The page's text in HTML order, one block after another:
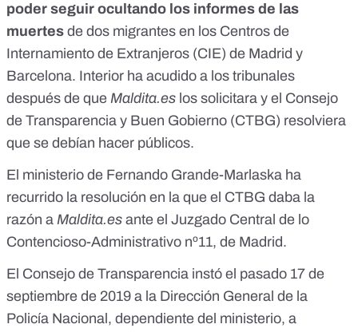
poder seguir ocultando los informes de las
muertes de dos migrantes en los Centros de
Internamiento de Extranjeros (CIE) de Madrid y
Barcelona. Interior ha acudido a los tribunales
después de que Maldita.es los solicitara y el Consejo
de Transparencia y Buen Gobierno (CTBG) resolviera
que se debían hacer públicos.
El ministerio de Fernando Grande-Marlaska ha
recurrido la resolución en la que el CTBG daba la
razón a Maldita.es ante el Juzgado Central de lo
Contencioso-Administrativo nº11, de Madrid.
El Consejo de Transparencia instó el pasado 17 de
septiembre de 2019 a la Dirección General de la
Policía Nacional, dependiente del ministerio, a